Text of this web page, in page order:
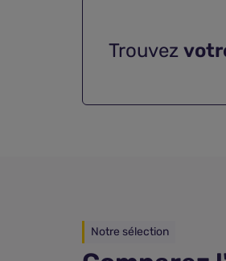
Trouvez
Notre sélection